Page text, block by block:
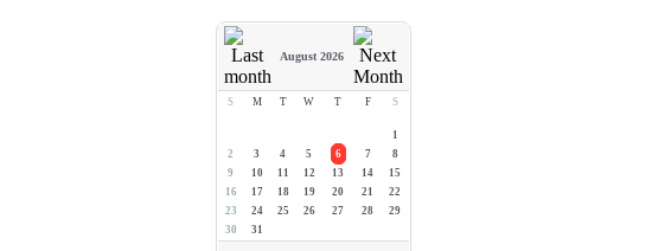
August 2026
S M T W T F S
1
2
3 4 5 6 7
8
9
10 11 12 13 14
15
16
17 18 19 20 21
22
23
24 25 26 27 28
29
30
31